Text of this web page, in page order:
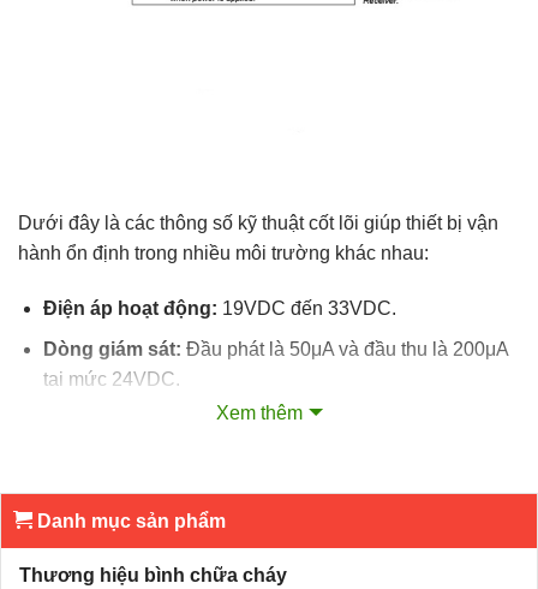
Dưới đây là các thông số kỹ thuật cốt lõi giúp thiết bị vận
hành ổn định trong nhiều môi trường khác nhau:
Điện áp hoạt động: 19VDC đến 33VDC.
Dòng giám sát: Đầu phát là 50μA và đầu thu là 200μA
tại mức 24VDC.
Dòng khi báo động hoặc báo lỗi:
giữa hai bộ phận.
Góc lệch cho phép:Đầu phát tối đa +/- 0.5 độ và đầu
thu là +/- 1.0 độ.
Xem thêm
Danh mục sản phẩm
Thương hiệu bình chữa cháy